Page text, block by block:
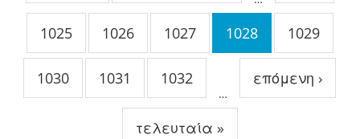
1025 1026 1027 1028 1029
1030 1031 1032
…
επόμενη ›
τελευταία »